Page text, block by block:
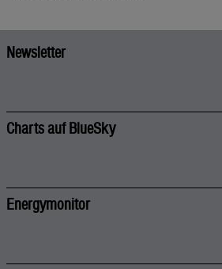
Newsletter
Charts auf BlueSky
Energymonitor